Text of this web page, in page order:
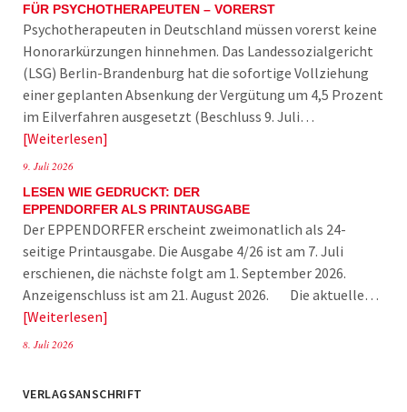
FÜR PSYCHOTHERAPEUTEN – VORERST
Psychotherapeuten in Deutschland müssen vorerst keine
Honorarkürzungen hinnehmen. Das Landessozialgericht
(LSG) Berlin-Brandenburg hat die sofortige Vollziehung
einer geplanten Absenkung der Vergütung um 4,5 Prozent
im Eilverfahren ausgesetzt (Beschluss 9. Juli…
Weiterlesen
9. Juli 2026
LESEN WIE GEDRUCKT: DER
EPPENDORFER ALS PRINTAUSGABE
Der EPPENDORFER erscheint zweimonatlich als 24-
seitige Printausgabe. Die Ausgabe 4/26 ist am 7. Juli
erschienen, die nächste folgt am 1. September 2026.
Anzeigenschluss ist am 21. August 2026. Die aktuelle…
Weiterlesen
8. Juli 2026
VERLAGSANSCHRIFT